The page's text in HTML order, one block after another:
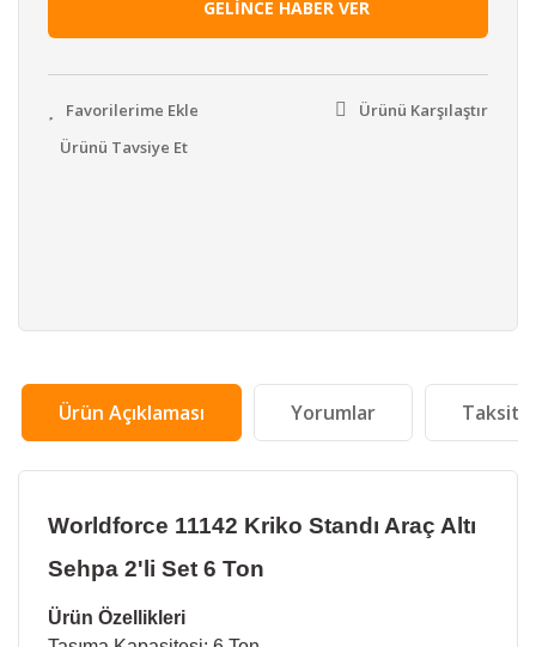
GELİNCE HABER VER
Ürünü Karşılaştır
Ürünü Tavsiye Et
Ürün Açıklaması Yorumlar Taksit
Worldforce 11142 Kriko Standı Araç Altı
Sehpa 2'li Set 6 Ton
Ürün Özellikleri